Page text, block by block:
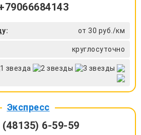
от 30 руб./км
круглосуточно
Экспресс
6-59-59